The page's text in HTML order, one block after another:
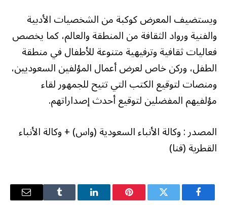
ويستضيف المعرض كوكبة من الشخصيات الأدبية
والفنية ورواد الثقافة من المنطقة والعالم، كما يخصص
فعاليات ثقافية وترفيهية متنوعة للأطفال في منطقة
الطفل، وركن خاص لعرض أعمال المؤلفين السعوديين،
ومنصات لتوقيع الكتب التي تتيح للجمهور لقاء
مؤلفيهم المفضلين لتوقيع أحدث إصداراتهم.
المصدر : وكالة الأنباء السعودية (واس) + وكالة الأنباء
القطرية (قنا)
فيسبوك تويتر بينتيريستلينكدإن Tumblr
البريد